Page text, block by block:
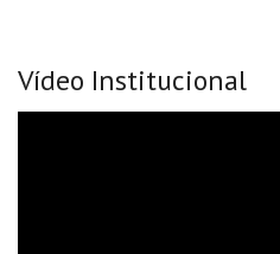
Vídeo Institucional